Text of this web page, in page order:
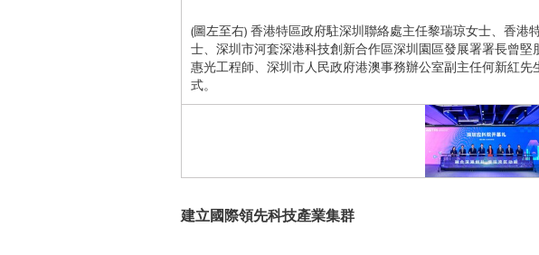
(圖左至右) 香港特區政府駐深圳聯絡處主任黎瑞琼女士、香
士、深圳市河套深港科技創新合作區深圳園區發展署署長曾
惠光工程師、深圳市人民政府港澳事務辦公室副主任何新紅
式。
建立國際領先科技產業集群